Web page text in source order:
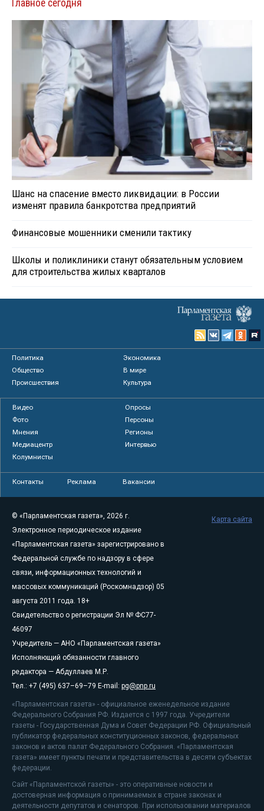
Главное сегодня
Шанс на спасение вместо ликвидации: в России
изменят правила банкротства предприятий
Финансовые мошенники сменили тактику
Школы и поликлиники станут обязательным условием
для строительства жилых кварталов
Политика
Экономика
Общество
В мире
Происшествия
Культура
Видео
Опросы
Фото
Персоны
Мнения
Регионы
Медиацентр
Интервью
Колумнисты
Контакты Реклама Вакансии
© «Парламентская газета», 2026 г.
Электронное периодическое издание
«Парламентская газета» зарегистрировано в
Федеральной службе по надзору в сфере
связи, информационных технологий и
массовых коммуникаций (Роскомнадзор) 05
августа 2011 года. 18+
Свидетельство о регистрации Эл № ФС77-
46097
Учредитель — АНО «Парламентская газета»
Исполняющий обязанности главного
редактора — Абдуллаев М.Р.
Тел.: +7 (495) 637–69–79 E-mail: pg@pnp.ru
«Парламентская газета» - официальное еженедельное издание
Федерального Собрания РФ. Издается с 1997 года. Учредители
газеты - Государственная Дума и Совет Федерации РФ. Официальный
публикатор федеральных конституционных законов, федеральных
законов и актов палат Федерального Собрания. «Парламентская
газета» имеет пункты печати и представительства в десяти субъектах
федерации.
Сайт «Парламентской газеты» - это оперативные новости и
достоверная информация о принимаемых в стране законах и
деятельности депутатов и сенаторов. При использовании материалов
Карта сайта